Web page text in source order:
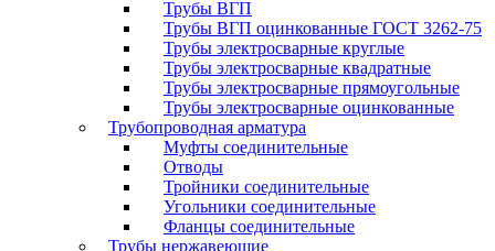
Трубы ВГП
Трубы ВГП оцинкованные ГОСТ 3262-75
Трубы электросварные круглые
Трубы электросварные квадратные
Трубы электросварные прямоугольные
Трубы электросварные оцинкованные
Трубопроводная арматура
Муфты соединительные
Отводы
Тройники соединительные
Угольники соединительные
Фланцы соединительные
Трубы нержавеющие